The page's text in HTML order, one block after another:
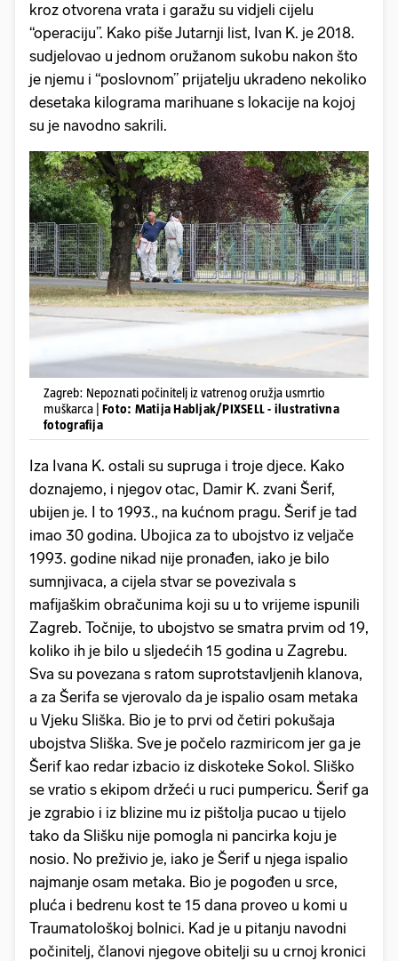
kroz otvorena vrata i garažu su vidjeli cijelu
“operaciju”. Kako piše Jutarnji list, Ivan K. je 2018.
sudjelovao u jednom oružanom sukobu nakon što
je njemu i “poslovnom” prijatelju ukradeno nekoliko
desetaka kilograma marihuane s lokacije na kojoj
su je navodno sakrili.
Zagreb: Nepoznati počinitelj iz vatrenog oružja usmrtio
muškarca | Foto: Matija Habljak/PIXSELL - ilustrativna
fotografija
Iza Ivana K. ostali su supruga i troje djece. Kako
doznajemo, i njegov otac, Damir K. zvani Šerif,
ubijen je. I to 1993., na kućnom pragu. Šerif je tad
imao 30 godina. Ubojica za to ubojstvo iz veljače
1993. godine nikad nije pronađen, iako je bilo
sumnjivaca, a cijela stvar se povezivala s
mafijaškim obračunima koji su u to vrijeme ispunili
Zagreb. Točnije, to ubojstvo se smatra prvim od 19,
koliko ih je bilo u sljedećih 15 godina u Zagrebu.
Sva su povezana s ratom suprotstavljenih klanova,
a za Šerifa se vjerovalo da je ispalio osam metaka
u Vjeku Sliška. Bio je to prvi od četiri pokušaja
ubojstva Sliška. Sve je počelo razmiricom jer ga je
Šerif kao redar izbacio iz diskoteke Sokol. Sliško
se vratio s ekipom držeći u ruci pumpericu. Šerif ga
je zgrabio i iz blizine mu iz pištolja pucao u tijelo
tako da Slišku nije pomogla ni pancirka koju je
nosio. No preživio je, iako je Šerif u njega ispalio
najmanje osam metaka. Bio je pogođen u srce,
pluća i bedrenu kost te 15 dana proveo u komi u
Traumatološkoj bolnici. Kad je u pitanju navodni
počinitelj, članovi njegove obitelji su u crnoj kronici